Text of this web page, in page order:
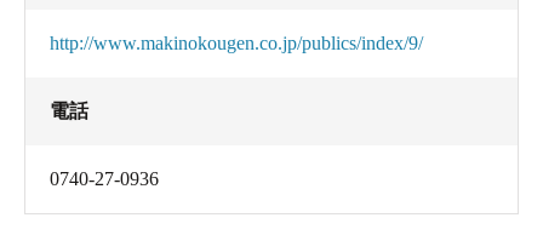
http://www.makinokougen.co.jp/publics/index/9/
電話
0740-27-0936